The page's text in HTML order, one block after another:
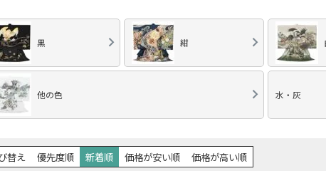
黒 紺
他の色 水・灰
替え 優先度順 新着順 価格が安い順 価格が高い順